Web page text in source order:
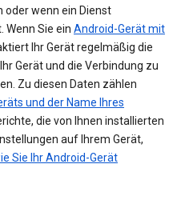
oder wenn ein Dienst
Sie ein Android-Gerät mit
Ihr Gerät regelmäßig die
Gerät und die Verbindung zu
Zu diesen Daten zählen
und der Name Ihres
die von Ihnen installierten
auf Ihrem Gerät,
Sie Ihr Android-Gerät